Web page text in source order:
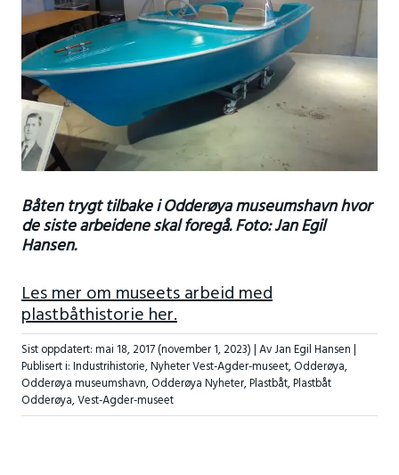
Båten trygt tilbake i Odderøya museumshavn hvor
de siste arbeidene skal foregå. Foto: Jan Egil
Hansen.
Les mer om museets arbeid med
plastbåthistorie her.
Sist oppdatert:mai 18, 2017(november 1, 2023)| Av Jan Egil Hansen |
Publisert i:Industrihistorie,Nyheter Vest-Agder-museet,Odderøya,
Odderøya museumshavn,Odderøya Nyheter,Plastbåt,Plastbåt
Odderøya,Vest-Agder-museet